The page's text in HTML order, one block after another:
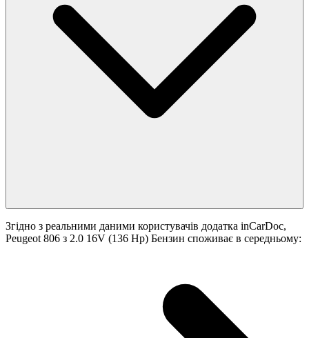
Згідно з реальними даними користувачів додатка inCarDoc,
Peugeot 806 з 2.0 16V (136 Hp) Бензин споживає в середньому: